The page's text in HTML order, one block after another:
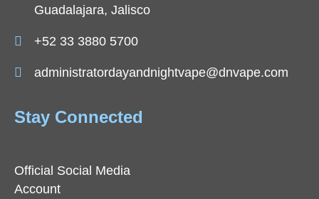
Guadalajara, Jalisco
+52 33 3880 5700
administratordayandnightvape@dnvape.com
Stay Connected
Official Social Media
Account